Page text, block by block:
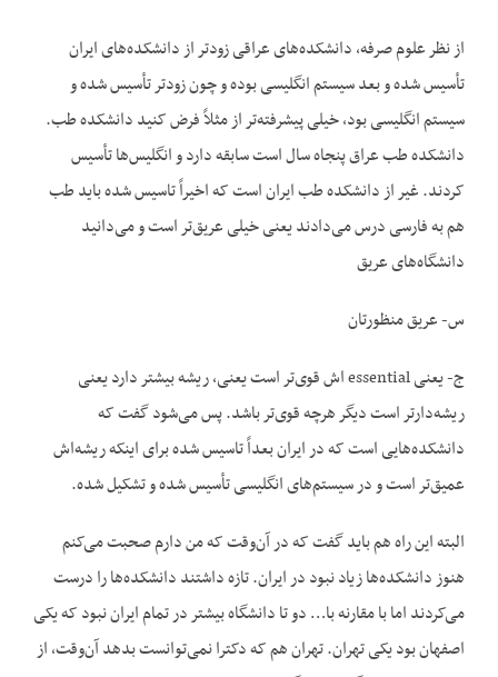
از نظر علوم صرفه، دانشکده‌‌های عراقی زودتر از دانشکده‌‌های ایران
تأسیس شده و بعد سیستم انگلیسی بوده و چون زودتر تأسیس شده و
سیستم انگلیسی بود، خیلی پیشرفته‌تر از مثلاً فرض کنید دانشکده طب.
دانشکده طب عراق پنجاه سال است سابقه دارد و انگلیس‌ها تأسیس
کردند. غیر از دانشکده طب ایران است که اخیراً تاسیس شده باید طب
هم به فارسی درس می‌دادند یعنی خیلی عریق‌تر است و می‌دانید
دانشگاه‌های عریق
س- عریق منظورتان
ج- یعنی essential اش قوی‌تر است یعنی، ریشه بیشتر دارد یعنی
ریشه‌دارتر است دیگر هرچه قوی‌تر باشد. پس می‌شود گفت که
دانشکده‌‌هایی است که در ایران بعداً تاسیس شده برای اینکه ریشه‌اش
عمیق‌تر است و در سیستم‌‌های انگلیسی تأسیس شده و تشکیل شده.
البته این راه هم باید گفت که در آن‌وقت که من دارم صحبت می‌کنم
هنوز دانشکده‌ها زیاد نبود در ایران. تازه داشتند دانشکده‌ها را درست
می‌کردند اما با مقارنه با… دو تا دانشگاه بیشتر در تمام ایران نبود که یکی
اصفهان بود یکی تهران. تهران هم که دکترا نمی‌توانست بدهد آن‌وقت، از